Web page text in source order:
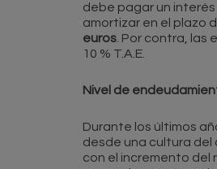
debe pagar un interés
amortizar en el plazo
euros . Por contra,
10 % T.A.E.
Nivel de
Durante los últimos
desde una cultura del
con el incremento del